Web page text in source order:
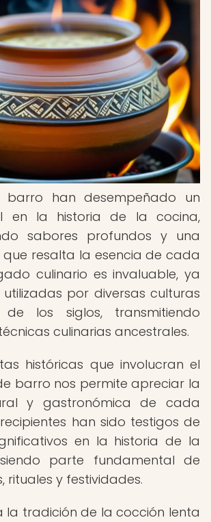
barro han desempeñado un
en la historia de la cocina,
sabores profundos y una
resalta la esencia de cada
culinario es invaluable, ya
por diversas culturas
los siglos, transmitiendo
culinarias ancestrales.
históricas que involucran el
barro nos permite apreciar la
y gastronómica de cada
han sido testigos de
en la historia de la
parte fundamental de
rituales y festividades.
la tradición de la cocción lenta